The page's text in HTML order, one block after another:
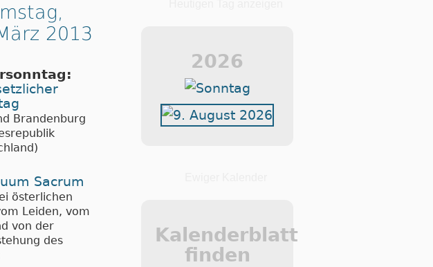
2013
Brandenburg
Sacrum
österlichen
Leiden, vom
von der
des
2026
Kalenderblatt
finden